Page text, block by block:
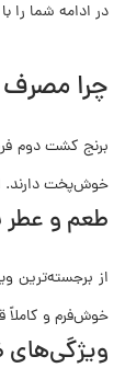
در ادامه شما را
چرا
برنج کشت دوم
خوش‌پخت دارند.
طعم و عطر
از برجسته‌ترین
خوش‌فرم و کاملاً
ویژگی‌های